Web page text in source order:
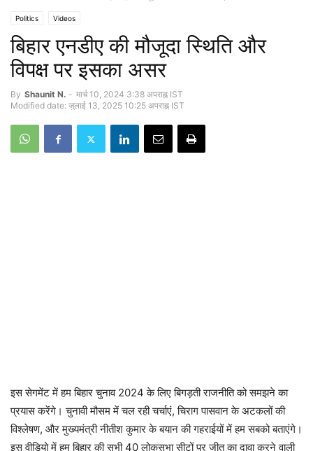
Politics Videos
बिहार एनडीए की मौजूदा स्थिति और
विपक्ष पर इसका असर
By Shaunit N. - मार्च 10, 2024 3:38 अपराह्न IST
Modified date: जुलाई 13, 2025 10:25 अपराह्न IST
इस सेगमेंट में हम बिहार चुनाव 2024 के लिए बिगड़ती राजनीति को समझने का
प्रयास करेंगे। चुनावी मौसम में चल रही चर्चाएं, चिराग पासवान के अटकलों की
विश्लेषण, और मुख्यमंत्री नीतीश कुमार के बयान की गहराईयों में हम सबको बताएंगे।
इस वीडियो में हम बिहार की सभी 40 लोकसभा सीटों पर जीत का दावा करने वाली